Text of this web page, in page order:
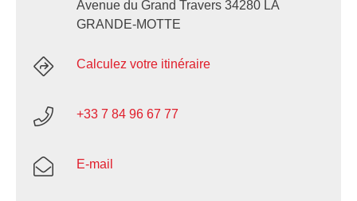
Avenue du Grand Travers 34280 LA
GRANDE-MOTTE
Calculez votre itinéraire
+33 7 84 96 67 77
E-mail